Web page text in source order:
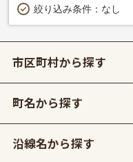
絞り込み条件： なし
市区町村から探す
町名から探す
沿線名から探す